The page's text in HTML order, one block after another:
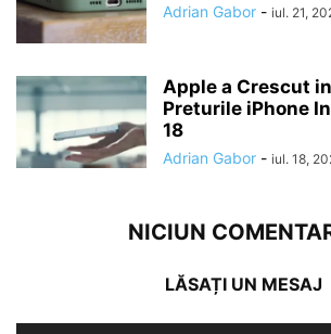
Adrian Gabor - iul. 21,
Apple a Crescut
Preturile iPhone
18
Adrian Gabor - iul. 18,
NICIUN
LĂSAȚI UN MESAJ